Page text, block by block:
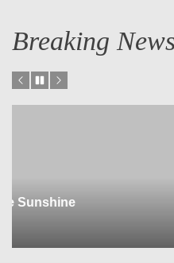
Breaking News
3 motive pentru care un
internațional este
escapadă